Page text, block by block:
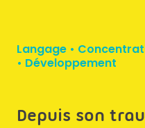
Langage •
• Développement
Depuis son